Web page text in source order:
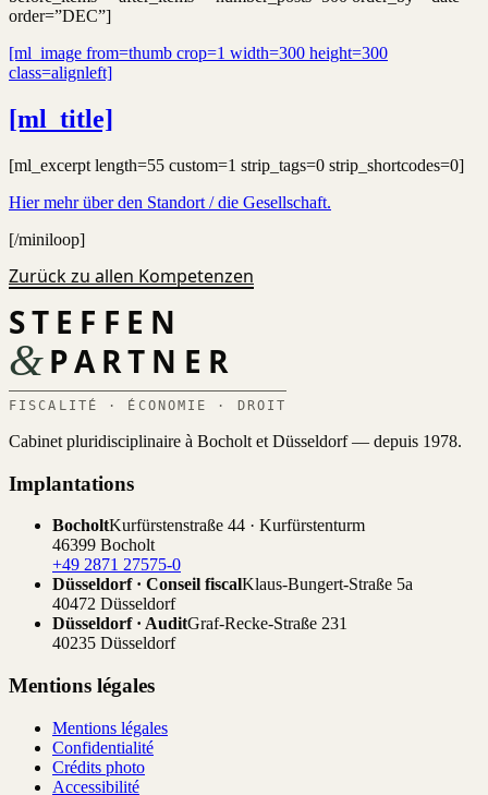
order=”DEC”]
[ml_image from=thumb crop=1 width=300 height=300
class=alignleft]
[ml_title]
[ml_excerpt length=55 custom=1 strip_tags=0 strip_shortcodes=0]
Hier mehr über den Standort / die Gesellschaft.
[/miniloop]
Zurück zu allen Kompetenzen
STEFFEN
&PARTNER
FISCALITÉ · ÉCONOMIE · DROIT
Cabinet pluridisciplinaire à Bocholt et Düsseldorf — depuis 1978.
Implantations
BocholtKurfürstenstraße 44 · Kurfürstenturm
46399 Bocholt
+49 2871 27575-0
Düsseldorf · Conseil fiscalKlaus-Bungert-Straße 5a
40472 Düsseldorf
Düsseldorf · AuditGraf-Recke-Straße 231
40235 Düsseldorf
Mentions légales
Mentions légales
Confidentialité
Crédits photo
Accessibilité